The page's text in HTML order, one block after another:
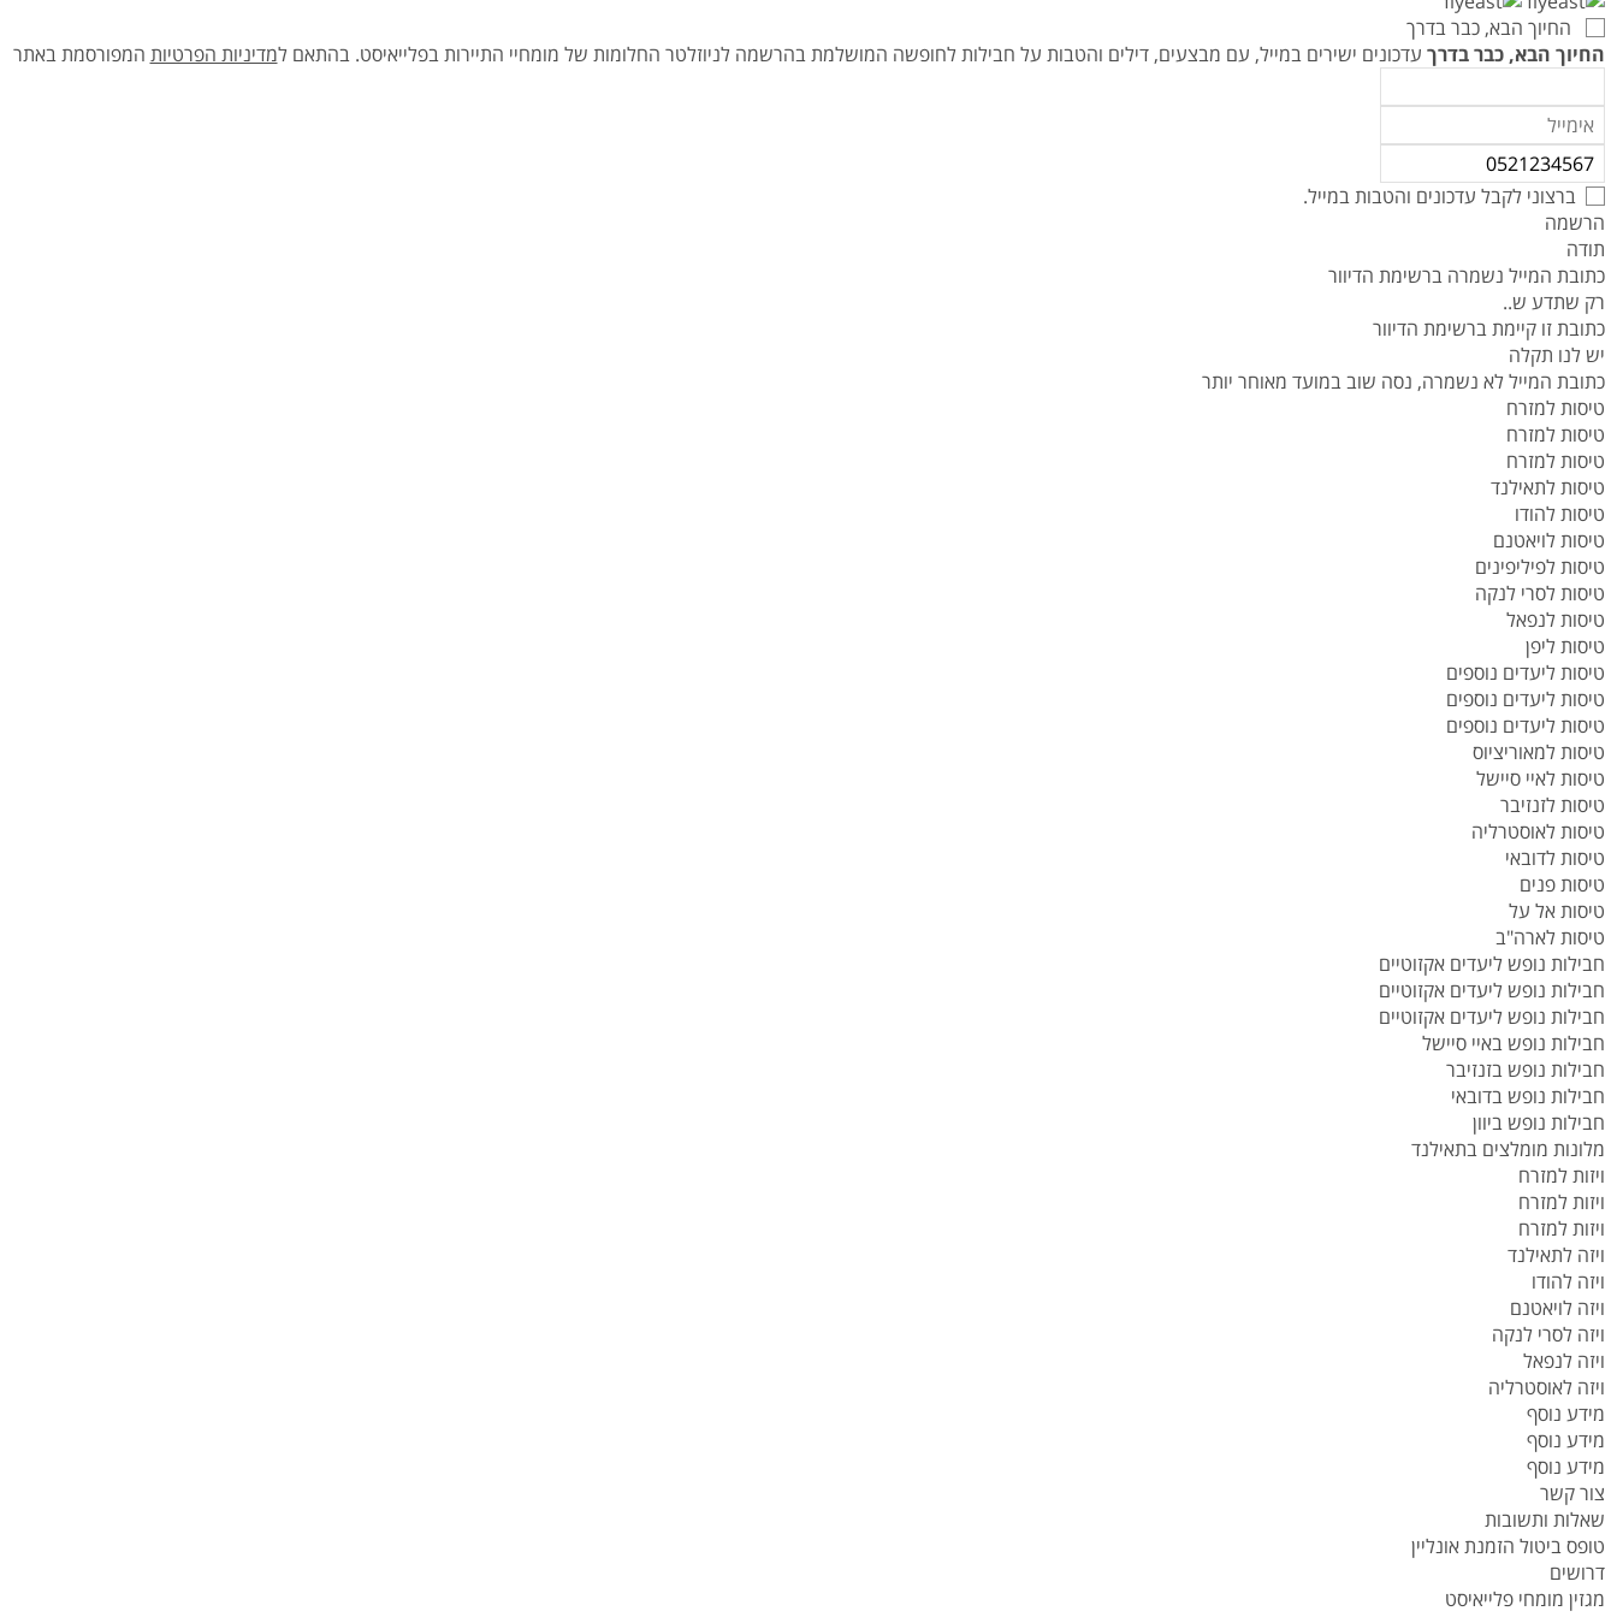
טיסות אל על
המדריך למטייל באיי סיישל
המדריך למטייל בזנזיבר
המדריך למטייל ביפן
המדריך למטייל בדובאי
החיוך הבא, כבר בדרך
החיוך הבא, כבר בדרך עדכונים ישירים במייל, עם מבצעים, דילים והטבות על חבילות לחופשה המושלמת בהרשמה לניוזלטר החלומות של מומחיי התיירות בפלייאיסט. בהתאם למדיניות הפרטיות המפורסמת באתר
ברצוני לקבל עדכונים והטבות במייל.
הרשמה
תודה
כתובת המייל נשמרה ברשימת הדיוור
רק שתדע ש..
כתובת זו קיימת ברשימת הדיוור
יש לנו תקלה
כתובת המייל לא נשמרה, נסה שוב במועד מאוחר יותר
טיסות למזרח
טיסות למזרח
טיסות למזרח
טיסות לתאילנד
טיסות להודו
טיסות לויאטנם
טיסות לפיליפינים
טיסות לסרי לנקה
טיסות לנפאל
טיסות ליפן
טיסות ליעדים נוספים
טיסות ליעדים נוספים
טיסות ליעדים נוספים
טיסות למאוריציוס
טיסות לאיי סיישל
טיסות לזנזיבר
טיסות לאוסטרליה
טיסות לדובאי
טיסות פנים
טיסות אל על
טיסות לארה"ב
חבילות נופש ליעדים אקזוטיים
חבילות נופש ליעדים אקזוטיים
חבילות נופש ליעדים אקזוטיים
חבילות נופש באיי סיישל
חבילות נופש בזנזיבר
חבילות נופש בדובאי
חבילות נופש ביוון
מלונות מומלצים בתאילנד
ויזות למזרח
ויזות למזרח
ויזות למזרח
ויזה לתאילנד
ויזה להודו
ויזה לויאטנם
ויזה לסרי לנקה
ויזה לנפאל
ויזה לאוסטרליה
מידע נוסף
מידע נוסף
מידע נוסף
צור קשר
שאלות ותשובות
טופס ביטול הזמנת אונליין
דרושים
מגזין מומחי פלייאיסט